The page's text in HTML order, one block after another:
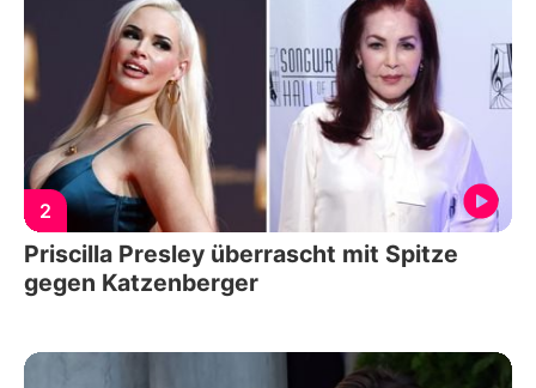
2
Priscilla Presley überrascht mit Spitze
gegen Katzenberger